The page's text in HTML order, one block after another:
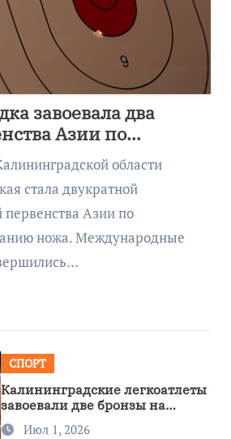
завоевала два
Азии по
области
стала двукратной
Азии по
ножа. Международные
СПОРТ
Калининградские легкоатлеты
завоевали две бронзы на
первенстве России
Июл 1, 2026